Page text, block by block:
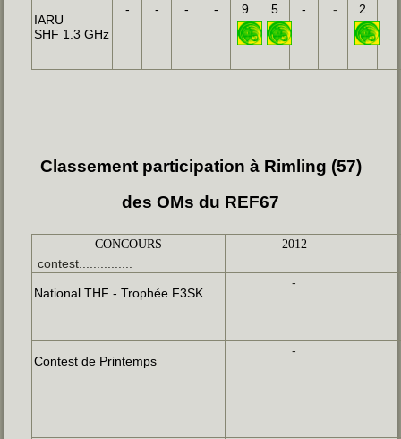
IARU
SHF 1.3 GHz
- - - - 9 5 - - 2
Classement participation à Rimling (57)
des OMs du REF67
CONCOURS 2012
contest...............
National THF - Trophée F3SK
-
Contest de Printemps
-